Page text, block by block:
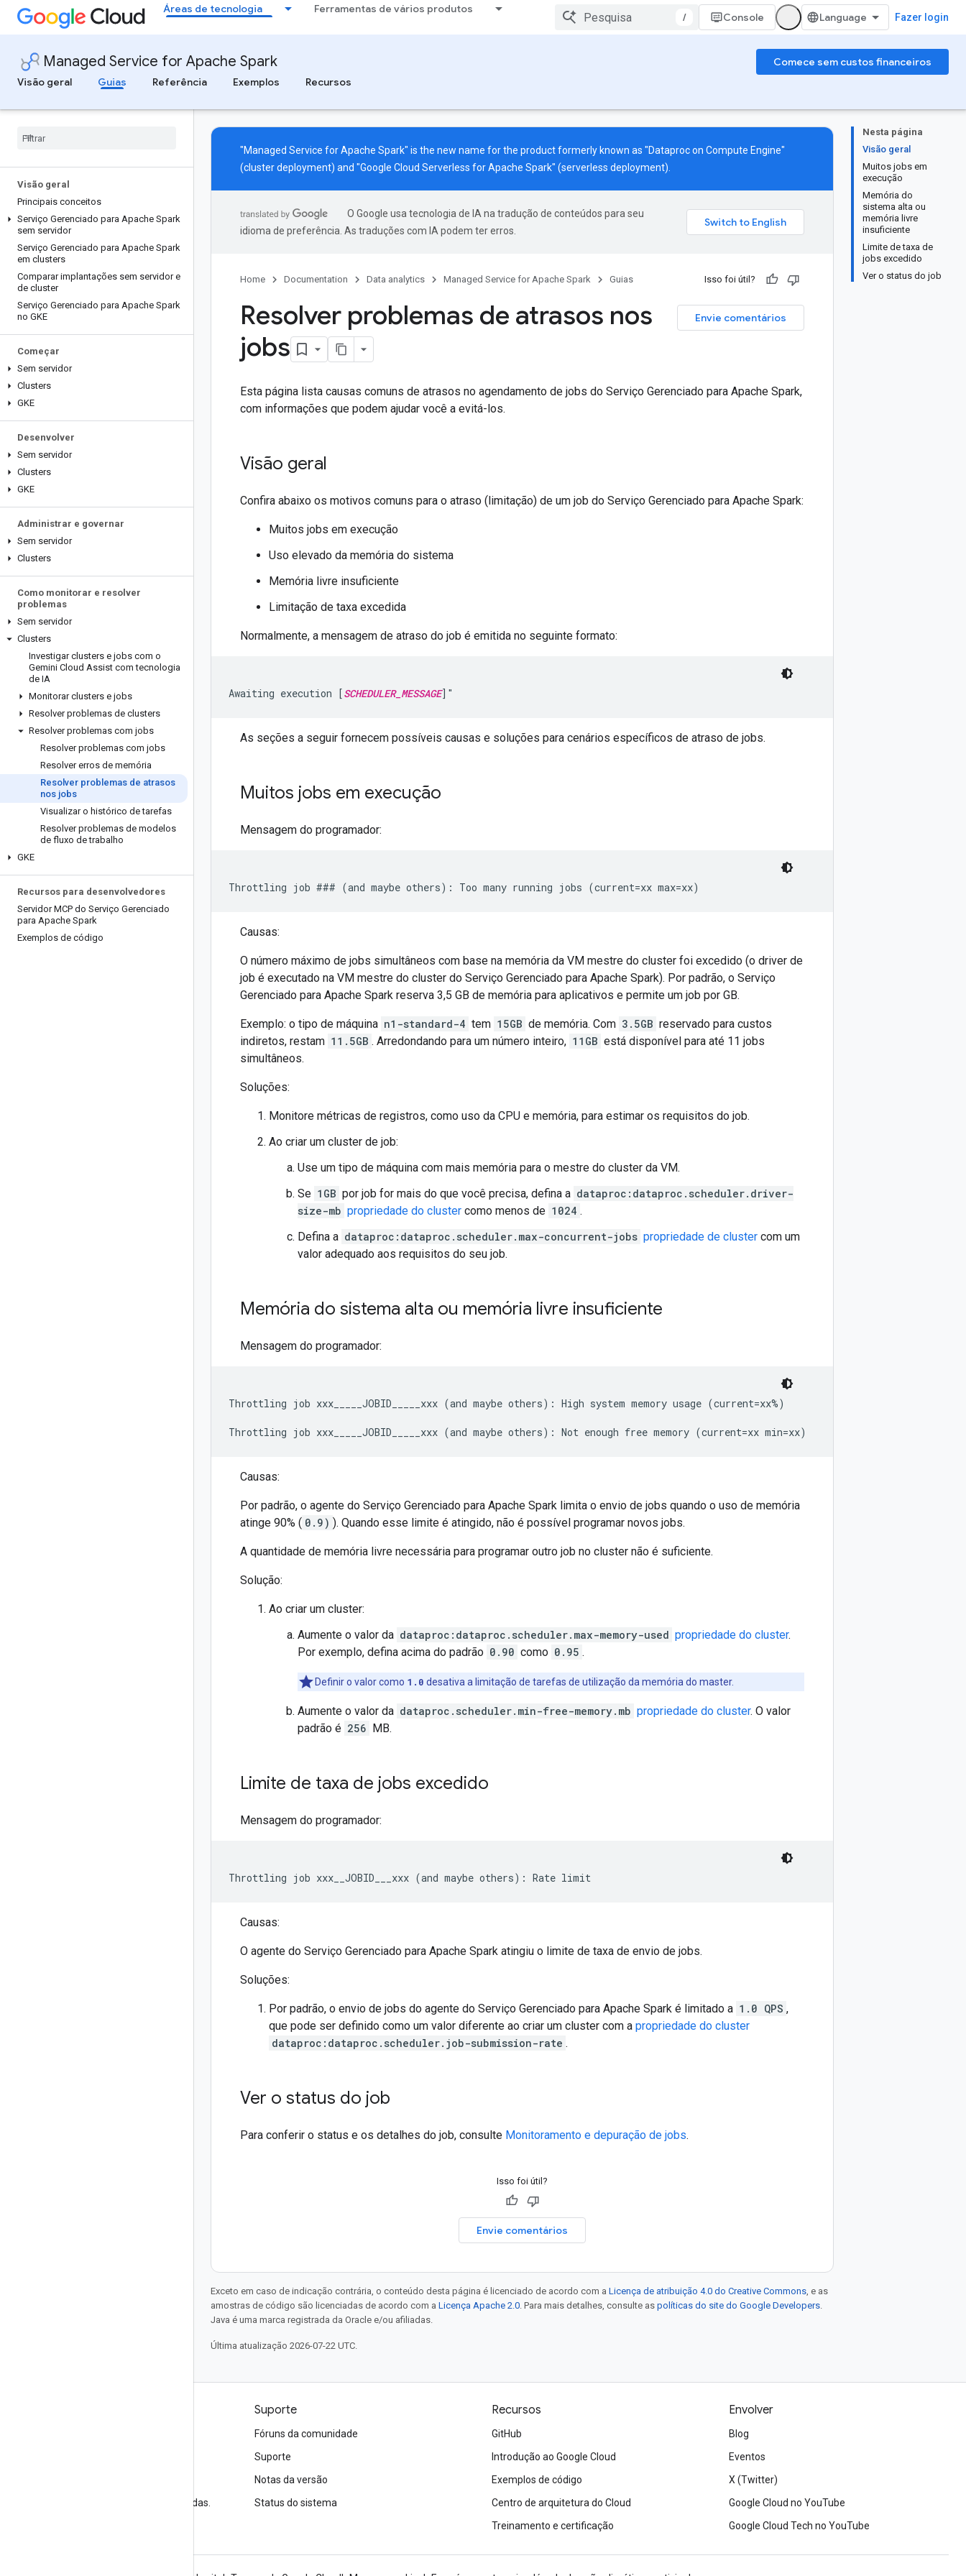
Áreas de tecnologia Ferramentas de vários produtos
/ Console Fazer login
Managed Service for Apache Spark
Comece sem custos financeiros
Visão geral
Guias Referência Exemplos Recursos
Visão geral
Principais conceitos
Serviço Gerenciado para Apache Spark
sem servidor
Serviço Gerenciado para Apache Spark
em clusters
Comparar implantações sem servidor e
de cluster
Serviço Gerenciado para Apache Spark
no GKE
Começar
Sem servidor
Clusters
GKE
Desenvolver
Sem servidor
Clusters
GKE
Administrar e governar
Sem servidor
Clusters
Como monitorar e resolver
problemas
Sem servidor
Clusters
Investigar clusters e jobs com o
Gemini Cloud Assist com tecnologia
de IA
Monitorar clusters e jobs
Resolver problemas de clusters
Resolver problemas com jobs
Resolver problemas com jobs
Resolver erros de memória
Resolver problemas de atrasos
nos jobs
Visualizar o histórico de tarefas
Resolver problemas de modelos
de fluxo de trabalho
GKE
Recursos para desenvolvedores
Servidor MCP do Serviço Gerenciado
para Apache Spark
Exemplos de código
Nesta página
Visão geral
Muitos jobs em
execução
Memória do
sistema alta ou
memória livre
insuficiente
Limite de taxa de
jobs excedido
Ver o status do job
"Managed Service for Apache Spark" is the new name for the product formerly known as "Dataproc on Compute Engine"
(cluster deployment) and "Google Cloud Serverless for Apache Spark" (serverless deployment).
O Google usa tecnologia de IA na tradução de conteúdos para seu
idioma de preferência. As traduções com IA podem ter erros.
Home Documentation Data analytics Managed Service for Apache Spark Guias Isso foi útil?
Envie comentários
Resolver problemas de atrasos nos
jobs
Esta página lista causas comuns de atrasos no agendamento de jobs do Serviço Gerenciado para Apache Spark,
com informações que podem ajudar você a evitá-los.
Visão geral
Confira abaixo os motivos comuns para o atraso (limitação) de um job do Serviço Gerenciado para Apache Spark:
Muitos jobs em execução
Uso elevado da memória do sistema
Memória livre insuficiente
Limitação de taxa excedida
Normalmente, a mensagem de atraso do job é emitida no seguinte formato:
Awaiting execution [SCHEDULER_MESSAGE
As seções a seguir fornecem possíveis causas e soluções para cenários específicos de atraso de jobs.
Muitos jobs em execução
Mensagem do programador:
Causas:
O número máximo de jobs simultâneos com base na memória da VM mestre do cluster foi excedido (o driver de
job é executado na VM mestre do cluster do Serviço Gerenciado para Apache Spark). Por padrão, o Serviço
Gerenciado para Apache Spark reserva 3,5 GB de memória para aplicativos e permite um job por GB.
Exemplo: o tipo de máquina n1-standard-4 tem 15GB de memória. Com 3.5GB reservado para custos
indiretos, restam 11.5GB . Arredondando para um número inteiro, 11GB está disponível para até 11 jobs
simultâneos.
Soluções:
Monitore métricas de registros, como uso da CPU e memória, para estimar os requisitos do job.
Ao criar um cluster de job:
Use um tipo de máquina com mais memória para o mestre do cluster da VM.
Se 1GB por job for mais do que você precisa, defina a dataproc:dataproc.scheduler.driver-
size-mb propriedade do cluster como menos de 1024 .
Defina a dataproc:dataproc.scheduler.max-concurrent-jobs propriedade de cluster com um
valor adequado aos requisitos do seu job.
Memória do sistema alta ou memória livre insuficiente
Mensagem do programador:
Throttling job xxx_____JOBID_____xxx (and maybe others): High system memory usage (current=xx%)
Causas:
Por padrão, o agente do Serviço Gerenciado para Apache Spark limita o envio de jobs quando o uso de memória
atinge 90% ( 0.9) ). Quando esse limite é atingido, não é possível programar novos jobs.
A quantidade de memória livre necessária para programar outro job no cluster não é suficiente.
Solução:
Ao criar um cluster:
Aumente o valor da dataproc:dataproc.scheduler.max-memory-used propriedade do cluster.
Por exemplo, defina acima do padrão 0.90 como 0.95 .
Definir o valor como 1.0 desativa a limitação de tarefas de utilização da memória do master.
Aumente o valor da dataproc.scheduler.min-free-memory.mb propriedade do cluster. O valor
padrão é 256 MB.
Limite de taxa de jobs excedido
Mensagem do programador:
Causas:
O agente do Serviço Gerenciado para Apache Spark atingiu o limite de taxa de envio de jobs.
Soluções:
Por padrão, o envio de jobs do agente do Serviço Gerenciado para Apache Spark é limitado a 1.0 QPS ,
que pode ser definido como um valor diferente ao criar um cluster com a propriedade do cluster
dataproc:dataproc.scheduler.job-submission-rate .
Ver o status do job
Para conferir o status e os detalhes do job, consulte Monitoramento e depuração de jobs.
Isso foi útil?
Envie comentários
Exceto em caso de indicação contrária, o conteúdo desta página é licenciado de acordo com a Licença de atribuição 4.0 do Creative Commons, e as
amostras de código são licenciadas de acordo com a Licença Apache 2.0. Para mais detalhes, consulte as políticas do site do Google Developers.
Java é uma marca registrada da Oracle e/ou afiliadas.
Última atualização 2026-07-22 UTC.
Entre em contato com a equipe de vendas.
Suporte
Fóruns da comunidade
Suporte
Notas da versão
Status do sistema
Recursos
GitHub
Introdução ao Google Cloud
Exemplos de código
Centro de arquitetura do Cloud
Treinamento e certificação
Envolver
Blog
Eventos
X (Twitter)
Google Cloud no YouTube
Google Cloud Tech no YouTube